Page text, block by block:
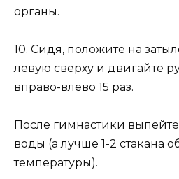
органы.
10. Сидя, положите на
левую сверху и двигайте
вправо-влево 15 раз.
После гимнастики
воды (а лучше 1-2 стакана
температуры).